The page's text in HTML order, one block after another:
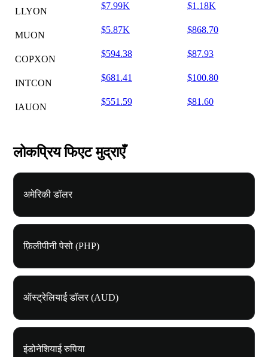
LLYON
$7.99K $1.18K
MUON
$5.87K $868.70
COPXON
$594.38 $87.93
INTCON
$681.41 $100.80
IAUON
$551.59 $81.60
लोकप्रिय फिएट मुद्राएँ
अमेरिकी डॉलर
फ़िलीपीनी पेसो (PHP)
ऑस्ट्रेलियाई डॉलर (AUD)
इंडोनेशियाई रुपिया